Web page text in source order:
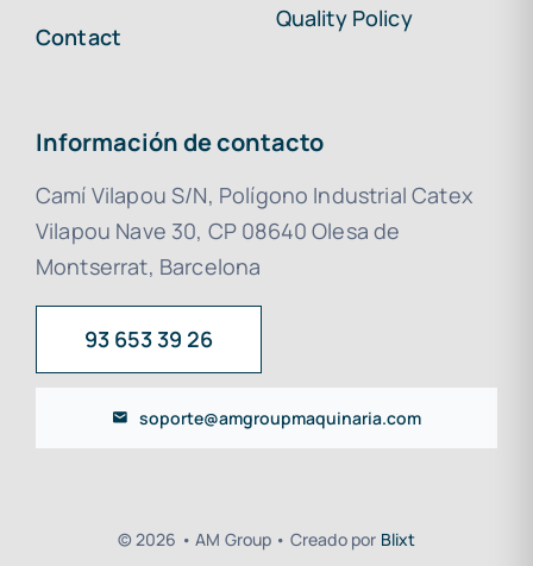
Contact
Quality Policy
Información de contacto
Camí Vilapou S/N, Polígono Industrial Catex
Vilapou Nave 30, CP 08640 Olesa de
Montserrat, Barcelona
93 653 39 26
soporte@amgroupmaquinaria.com
© 2026 • AM Group • Creado por Blixt